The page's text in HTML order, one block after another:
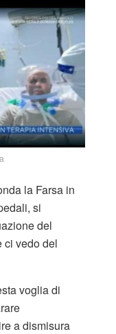
la Farsa in
si
del
ci vedo del
voglia di
a dismisura